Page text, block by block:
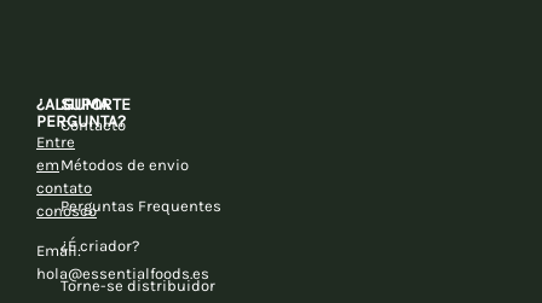
¿ALGUMA
PERGUNTA?
Entre
em
contato
conosco
Email:
hola@essentialfoods.es
SUPORTE
Contacto
Métodos de envio
Perguntas Frequentes
¿É criador?
Torne-se distribuidor